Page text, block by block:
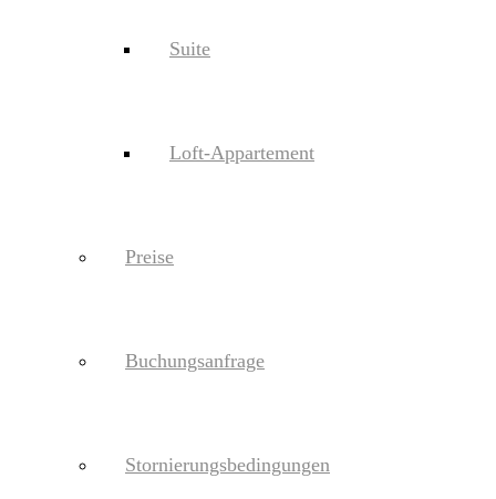
Suite
Loft-Appartement
Preise
Buchungsanfrage
Stornierungsbedingungen